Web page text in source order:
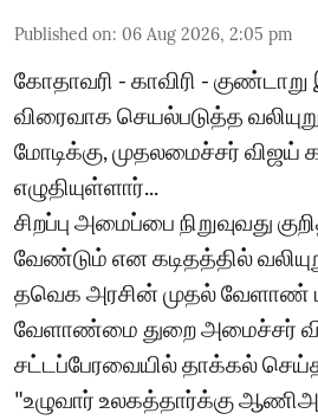
Published on: 06 Aug 2026, 2:05 pm
கோதாவரி - காவிரி -
விரைவாக செயல்படுத்த
மோடிக்கு, முதலமைச்சர் விஜய்
எழுதியுள்ளார்...
சிறப்பு அமைப்பை நிறுவுவது
வேண்டும் என கடிதத்தில்
தவெக அரசின் முதல் வேளாண்
வேளாண்மை துறை அமைச்சர்
சட்டப்பேரவையில் தாக்கல்
"உழுவார் உலகத்தார்க்கு